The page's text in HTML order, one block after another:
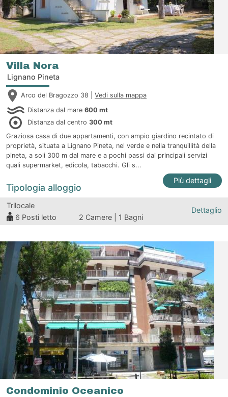
Villa Nora
Lignano Pineta
Arco del Bragozzo 38 | Vedi sulla mappa
Distanza dal mare 600 mt
Distanza dal centro 300 mt
Graziosa casa di due appartamenti, con ampio giardino recintato di
proprietà, situata a Lignano Pineta, nel verde e nella tranquillità della
pineta, a soli 300 m dal mare e a pochi passi dai principali servizi
quali supermarket, edicola, tabacchi. Gli s...
Più dettagli
Tipologia alloggio
Trilocale
6 Posti letto 2 Camere | 1 Bagni
Dettaglio
Condominio Oceanico